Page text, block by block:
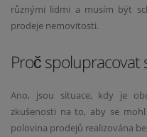
různými lidmi a musím být
prodeje nemovitosti.
Proč spolupracovat
Ano, jsou situace, kdy je
zkušenosti na to, aby se
polovina prodejů realizována